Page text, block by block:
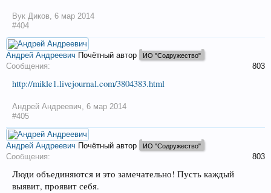
Вук Диков, 6 мар 2014
#404
Андрей Андреевич Почётный автор ИО "Содружество"
Сообщения: 803
http://mikle1.livejournal.com/3804383.html
Андрей Андреевич, 6 мар 2014
#405
Андрей Андреевич Почётный автор ИО "Содружество"
Сообщения: 803
Люди объединяются и это замечательно! Пусть каждый
выявит, проявит себя.